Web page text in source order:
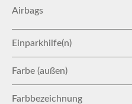
Airbags
Einparkhilfe(n)
Farbe (außen)
Farbbezeichnung